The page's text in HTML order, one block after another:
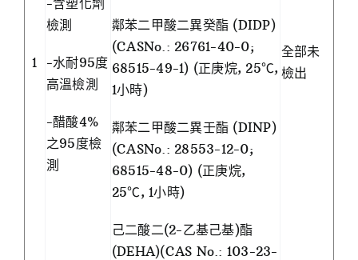
1
檢測
-水耐95度
高溫檢測
-醋酸4%
之95度檢
測
鄰苯二甲酸二異癸酯 (DIDP)
(CASNo.: 26761-40-0;
68515-49-1) (正庚烷, 25℃,
1小時)
鄰苯二甲酸二異壬酯 (DINP)
(CASNo.: 28553-12-0;
68515-48-0) (正庚烷,
25℃, 1小時)
己二酸二(2-乙基己基)酯
(DEHA)(CAS No.: 103-23-
全部未
檢出